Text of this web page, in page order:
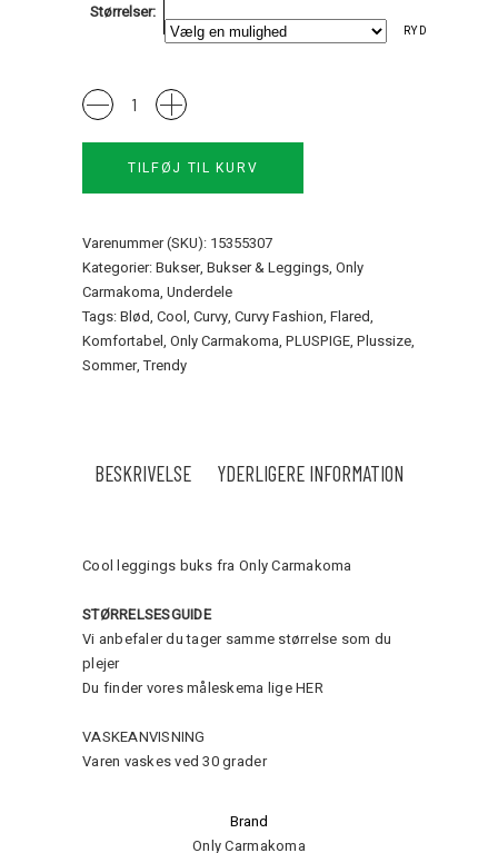
Størrelser
RYD
Carroyal
Flared
Legging
Carmakoma
TILFØJ TIL KURV
Varenummer (SKU): 15355307
Kategorier:Bukser, Bukser & Leggings, Only
Carmakoma, Underdele
Tags:Blød, Cool, Curvy, Curvy Fashion, Flared,
Komfortabel, Only Carmakoma, PLUSPIGE, Plussize,
Sommer,Trendy
BESKRIVELSE YDERLIGERE INFORMATION
Cool leggings buks fra Only Carmakoma
STØRRELSESGUIDE
Vi anbefaler du tager samme størrelse som du
plejer
Du finder vores måleskema ligeHER
VASKEANVISNING
Varen vaskes ved 30 grader
Brand
Only Carmakoma